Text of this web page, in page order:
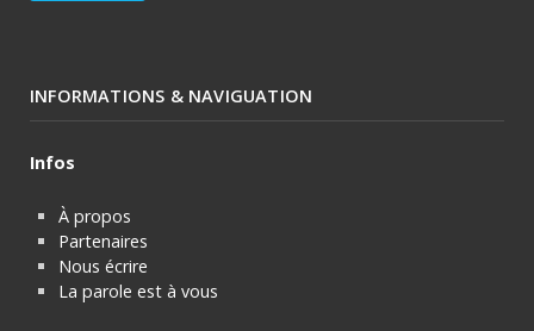
INFORMATIONS & NAVIGUATION
Infos
À propos
Partenaires
Nous écrire
La parole est à vous